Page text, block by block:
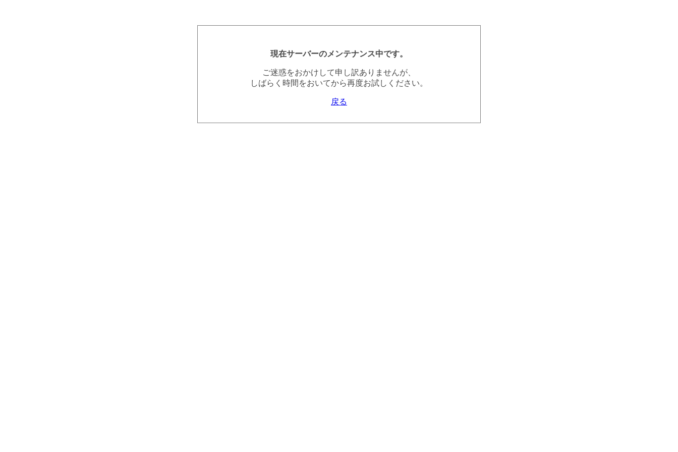
現在サーバーのメンテナンス中です。
ご迷惑をおかけして申し訳ありませんが、
しばらく時間をおいてから再度お試しください。
戻る